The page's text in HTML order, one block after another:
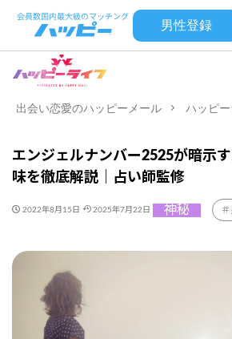
男性登録
出会い恋愛のハッピーメール ハッピ
エンジェルナンバー2525が暗示
味を徹底解説｜占い師監修
2022年8月15日 2025年7月22日 神秘